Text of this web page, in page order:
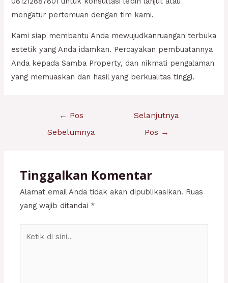
mengatur pertemuan dengan tim kami.
Kami siap membantu Anda mewujudkanruangan terbuka
estetik yang Anda idamkan. Percayakan pembuatannya
Anda kepada Samba Property, dan nikmati pengalaman
yang memuaskan dan hasil yang berkualitas tinggi.
← Pos
Sebelumnya
Selanjutnya
Pos →
Tinggalkan Komentar
Alamat email Anda tidak akan dipublikasikan. Ruas
yang wajib ditandai *